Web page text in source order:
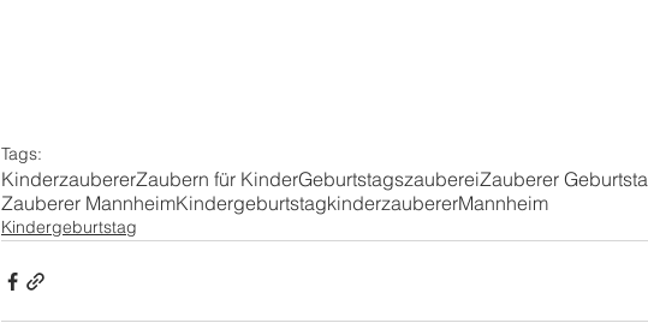
Tags:
KinderzaubererZaubern für KinderGeburtstagszaubereiZauberer
Zauberer MannheimKindergeburtstagkinderzaubererMannheim
Kindergeburtstag